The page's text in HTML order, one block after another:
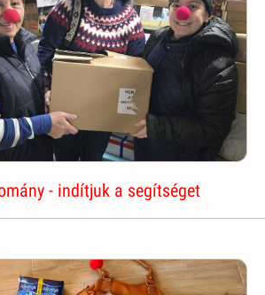
- indítjuk a segítséget